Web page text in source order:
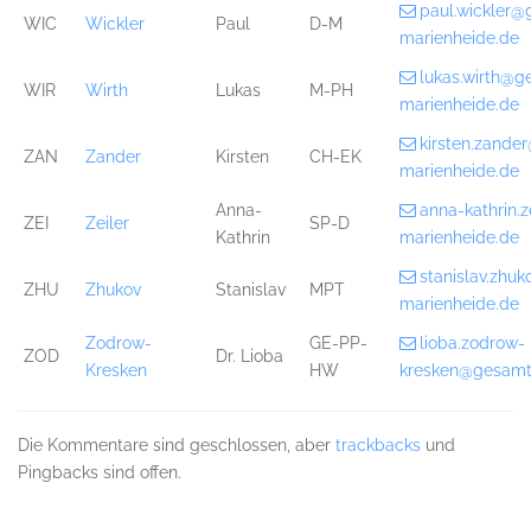
WIC Wickler Paul D-M
marienheide.de
WIR Wirth Lukas M-PH
marienheide.de
ZAN Zander Kirsten CH-EK
marienheide.de
ZEI Zeiler
Anna-
Kathrin
SP-D
anna-
marienheide.de
ZHU Zhukov Stanislav MPT
marienheide.de
ZOD
Zodrow-
Kresken
Dr. Lioba
GE-PP-
HW
lioba.zodrow-
Die Kommentare sind geschlossen, aber trackbacks und
Pingbacks sind offen.